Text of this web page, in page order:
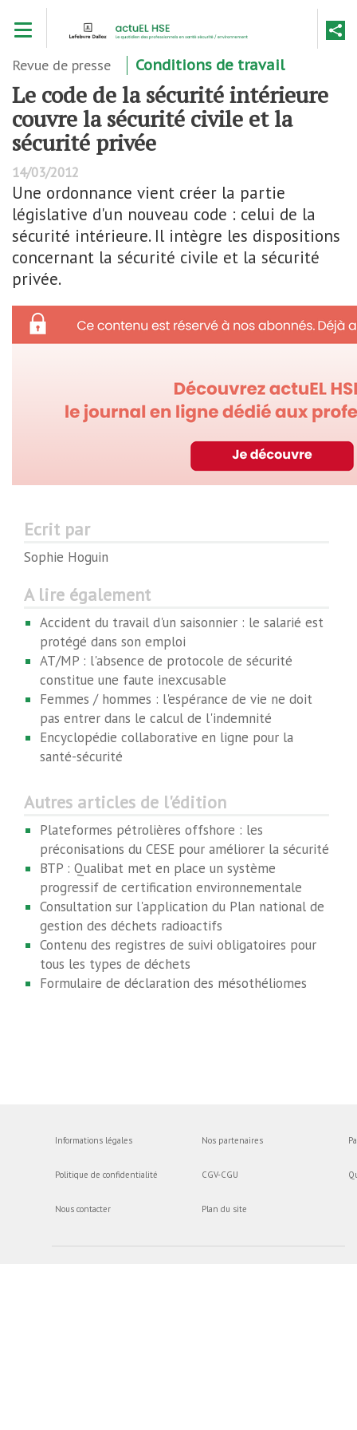
contenu
Revue de presse Conditions de travail
Le code de la sécurité intérieure
couvre la sécurité civile et la
sécurité privée
14/03/2012
Une ordonnance vient créer la partie
législative d'un nouveau code : celui de la
sécurité intérieure. Il intègre les dispositions
concernant la sécurité civile et la sécurité
privée.
Ecrit par
Sophie Hoguin
A lire également
Accident du travail d'un saisonnier : le salarié est
protégé dans son emploi
AT/MP : l'absence de protocole de sécurité
constitue une faute inexcusable
Femmes / hommes : l'espérance de vie ne doit
pas entrer dans le calcul de l'indemnité
Encyclopédie collaborative en ligne pour la
santé-sécurité
Autres articles de l'édition
Plateformes pétrolières offshore : les
préconisations du CESE pour améliorer la sécurité
BTP : Qualibat met en place un système
progressif de certification environnementale
Consultation sur l'application du Plan national de
gestion des déchets radioactifs
Contenu des registres de suivi obligatoires pour
tous les types de déchets
Formulaire de déclaration des mésothéliomes
Informations légales
Politique de confidentialité
Nous contacter
Nos partenaires
CGV-CGU
Plan du site